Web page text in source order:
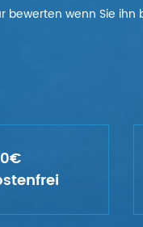
bewerten wenn Sie